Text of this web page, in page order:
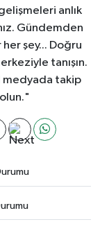
anlık
Gündemden
şey... Doğru
tanışın.
medyada takip